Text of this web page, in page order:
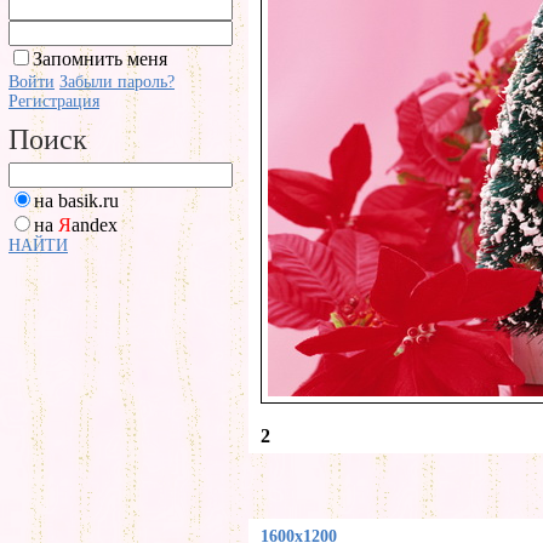
Запомнить меня
Войти Забыли пароль?
Регистрация
Поиск
на basik.ru
на Яandex
НАЙТИ
2
1600x1200